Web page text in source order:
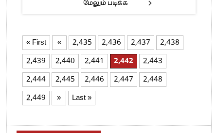
மேலும் படிக்க
« First « 2,435 2,436 2,437
2,438
2,439
2,440 2,441 2,442
2,443
2,444
2,445 2,446 2,447
2,448
2,449
» Last »